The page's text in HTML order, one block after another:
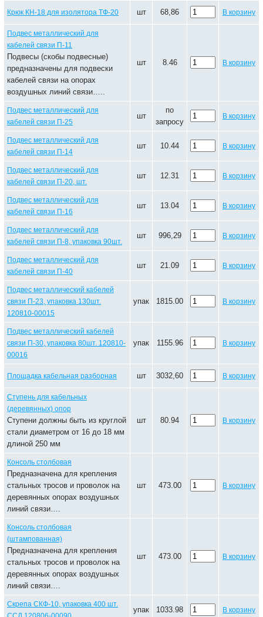
Крюк КН-18 для изолятора ТФ-20 шт 68,86 В корзину
Подвес металлический для
кабелей связи П-11
Подвесы (скобы подвесные)
предназначены для подвески
кабелей связи на опорах
воздушных линий связи…..
шт 8.46 В корзину
Подвес металлический для
кабелей связи П-25
шт
по
запросу
В корзину
Подвес металлический для
кабелей связи П-14
шт 10.44 В корзину
Подвес металлический для
кабелей связи П-20, шт.
шт 12.31 В корзину
Подвес металлический для
кабелей связи П-16
шт 13.04 В корзину
Подвес металлический для
кабелей связи П-8, упаковка 90шт.
шт 996,29 В корзину
Подвес металлический для
кабелей связи П-40
шт 21.09 В корзину
Подвес металлический кабелей
связи П-23, упаковка 130шт.
120810-00015
упак 1815.00 В корзину
Подвес металлический кабелей
связи П-30, упаковка 80шт. 120810-
00016
упак 1155.96 В корзину
Площадка кабельная разборная шт 3032,60 В корзину
Ступень для кабельных
(деревянных) опор
Ступени должны быть из круглой
стали диаметром от 16 до 18 мм
длиной 250 мм
шт 80.94 В корзину
Консоль столбовая
Предназначена для крепления
стальных тросов и проволок на
деревянных опорах воздушных
линий связи….
шт 473.00 В корзину
Консоль столбовая
(штампованная)
Предназначена для крепления
стальных тросов и проволок на
деревянных опорах воздушных
линий связи….
шт 473.00 В корзину
Скрепа СКФ-10, упаковка 400 шт.
упак 1033.98 В корзину